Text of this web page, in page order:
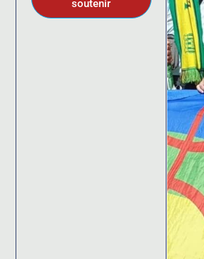
soutenir